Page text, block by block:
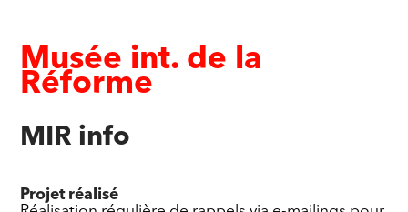
Musée int. de la
Réforme
MIR info
Projet réalisé